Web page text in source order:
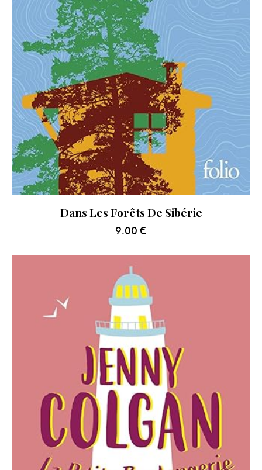
Dans Les Forêts De Sibérie
9.00 €